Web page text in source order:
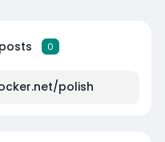
posts 0
polish